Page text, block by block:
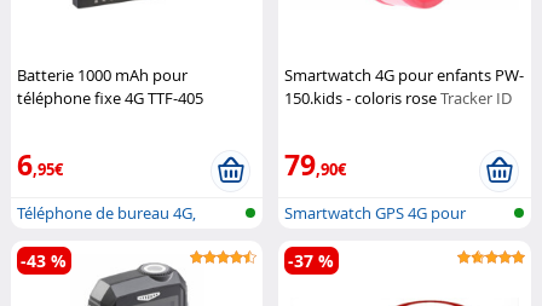
Batterie 1000 mAh pour
téléphone fixe 4G TTF-405
6,95€
Téléphone de bureau 4G,
touche SOS...
Smartwatch 4G pour enfants PW-
150.kids - coloris roseTracker ID
79,90€
Smartwatch GPS 4G pour
enfants avec...
-43 % -37 %